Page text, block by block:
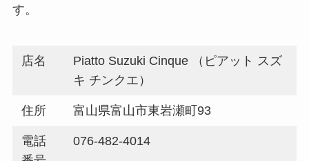
す。
店名
Piatto Suzuki Cinque （ピアット スズ
キ チンクエ）
住所 富山県富山市東岩瀬町93
電話
076-482-4014